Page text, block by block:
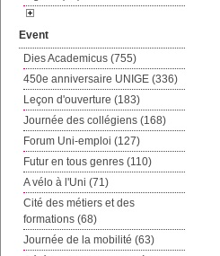
Event
Dies Academicus (755)
450e anniversaire UNIGE (336)
Leçon d'ouverture (183)
Journée des collégiens (168)
Forum Uni-emploi (127)
Futur en tous genres (110)
A vélo à l'Uni (71)
Cité des métiers et des
formations (68)
Journée de la mobilité (63)